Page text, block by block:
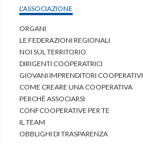
L'ASSOCIAZIONE
ORGANI
LE FEDERAZIONI REGIONALI
NOI SUL TERRITORIO
DIRIGENTI COOPERATRICI
GIOVANI IMPRENDITORI COOPERATIVI
COME CREARE UNA COOPERATIVA
PERCHÈ ASSOCIARSI
CONFCOOPERATIVE PER TE
IL TEAM
OBBLIGHI DI TRASPARENZA